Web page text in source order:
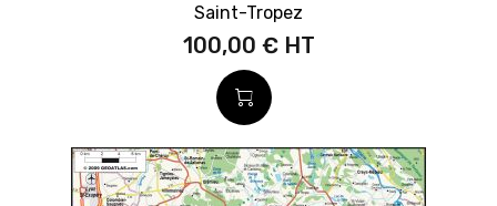
Saint-Tropez
100,00 €